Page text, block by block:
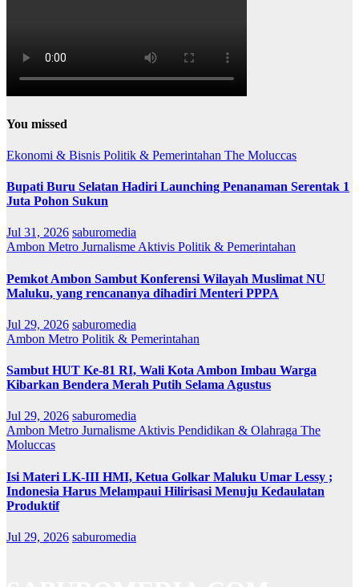
You missed
Ekonomi & Bisnis Politik & Pemerintahan The Moluccas
Bupati Buru Selatan Hadiri Launching Penanaman Serentak 1
Juta Pohon Sukun
Jul 31, 2026 saburomedia
Ambon Metro Jurnalisme Aktivis Politik & Pemerintahan
Pemkot Ambon Sambut Konferensi Wilayah Muslimat NU
Maluku, yang rencananya dihadiri Menteri PPPA
Jul 29, 2026 saburomedia
Ambon Metro Politik & Pemerintahan
Sambut HUT Ke-81 RI, Wali Kota Ambon Imbau Warga
Kibarkan Bendera Merah Putih Selama Agustus
Jul 29, 2026 saburomedia
Ambon Metro Jurnalisme Aktivis Pendidikan & Olahraga The
Moluccas
Isi Materi LK-III HMI, Ketua Golkar Maluku Umar Lessy ;
Indonesia Harus Melampaui Hilirisasi Menuju Kedaulatan
Produktif
Jul 29, 2026 saburomedia